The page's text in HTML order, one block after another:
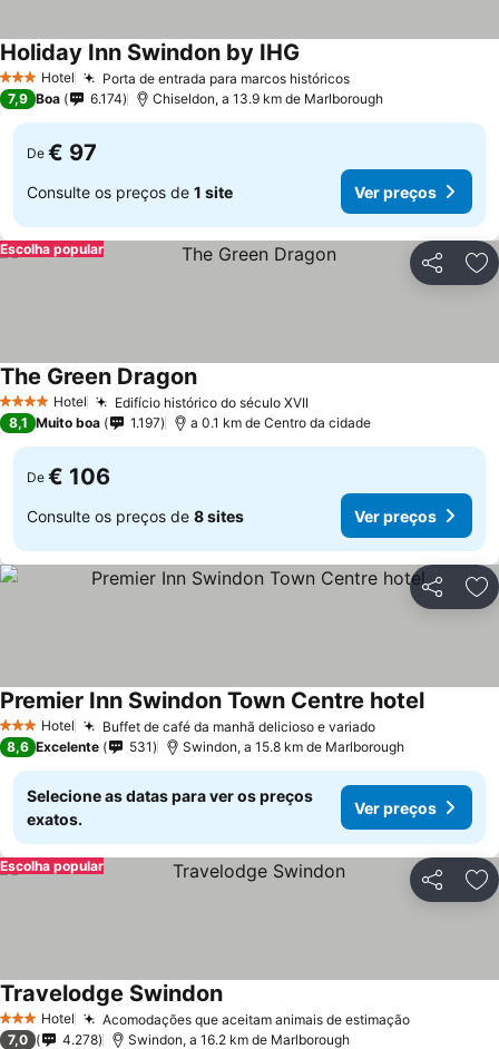
3 EstrelasHotel Porta de entrada para marcos históricosVer preços
Holiday Inn Swindon by IHG
7,9 Boa 6.174 Chiseldon, a 13.9 km de Marlborough
De € 97
Consulte os preços de 1 site Ver preços
Partilhar
Escolha popular
4 EstrelasHotel Edifício histórico do século XVIIVer preços
The Green DragonVer preços
8,1 Muito boa 1.197 a 0.1 km de Centro da cidade
De € 106
Consulte os preços de 8 sites Ver preços
Partilhar
3 EstrelasHotel Buffet de café da manhã delicioso e variadoVer preços
Premier Inn Swindon Town Centre hotelVer
8,6 Excelente 531 Swindon, a 15.8 km de Marlborough
Selecione as datas para ver os preços
exatos.
Ver preços
Partilhar
Escolha popular
3 EstrelasHotel Acomodações que aceitam animais de estimaçãoVer preços
Travelodge SwindonVer preços
7,0 4.278 Swindon, a 16.2 km de Marlborough